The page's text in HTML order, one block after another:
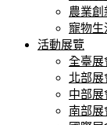
農業創
寵物生
活動展覽
全臺展
北部展
中部展
南部展